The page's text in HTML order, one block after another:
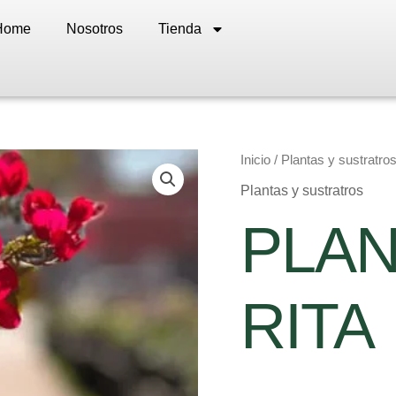
Nosotros Tienda
Inicio / Plantas y sustratros
Plantas y sustratros
RITA
PLANTA
RITA